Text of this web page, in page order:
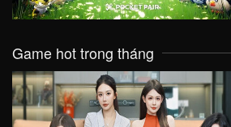
Game hot trong tháng